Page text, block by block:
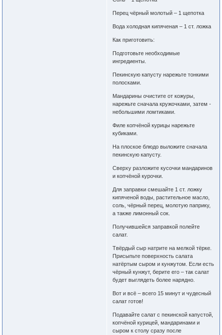
Перец чёрный молотый – 1 щепотка
Вода холодная кипяченая – 1 ст. ложка
Как приготовить:
Подготовьте необходимые
ингредиенты.
Пекинскую капусту нарежьте тонкими
полосками.
Мандарины очистите от кожуры,
нарежьте сначала кружочками, затем -
небольшими ломтиками.
Филе копчёной курицы нарежьте
кубиками.
На плоское блюдо выложите сначала
пекинскую капусту.
Сверху разложите кусочки мандаринов
и копчёной курочки.
Для заправки смешайте 1 ст. ложку
кипяченой воды, растительное масло,
соль, чёрный перец, молотую паприку,
а также лимонный сок.
Получившейся заправкой полейте
салат.
Твёрдый сыр натрите на мелкой тёрке.
Присыпьте поверхность салата
натёртым сыром и кунжутом. Если есть
чёрный кунжут, берите его – так салат
будет выглядеть более нарядно.
Вот и всё – всего 15 минут и чудесный
салат готов!
Подавайте салат с пекинской капустой,
копчёной курицей, мандаринами и
сыром к столу сразу после